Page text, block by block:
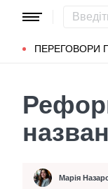
ПЕРЕГОВОРИ
Популярні запити
Автор Марія
Дата публікації